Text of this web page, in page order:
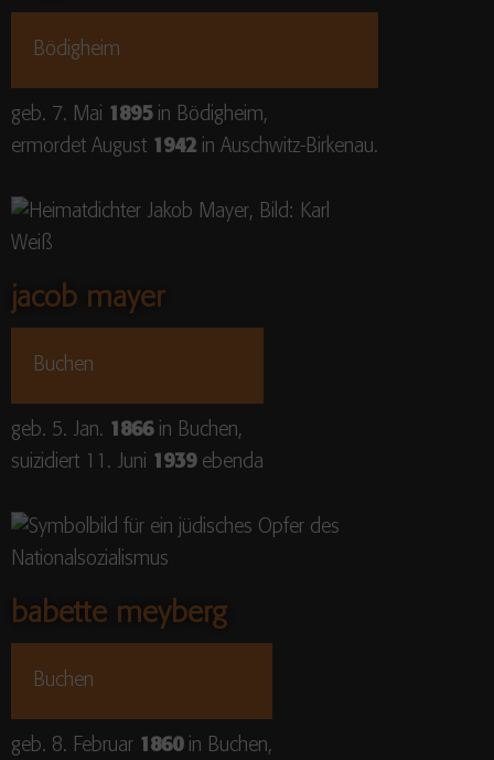
Bödigheim
geb. 7. Mai 1895in Bödigheim,
ermordet August 1942 in Auschwitz-Birkenau.
jacob mayer
Buchen
geb. 5. Jan. 1866in Buchen,
suizidiert 11. Juni 1939ebenda
babette meyberg
Buchen
geb. 8. Februar 1860in Buchen,